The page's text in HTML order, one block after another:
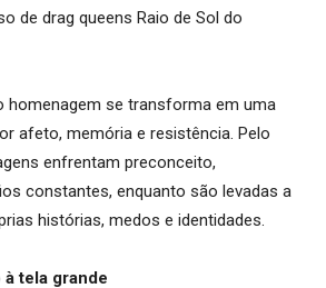
de drag queens Raio de Sol do
homenagem se transforma em uma
afeto, memória e resistência. Pelo
enfrentam preconceito,
constantes, enquanto são levadas a
histórias, medos e identidades.
tela grande